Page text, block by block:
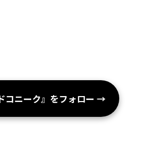
コニーク』をフォロー →